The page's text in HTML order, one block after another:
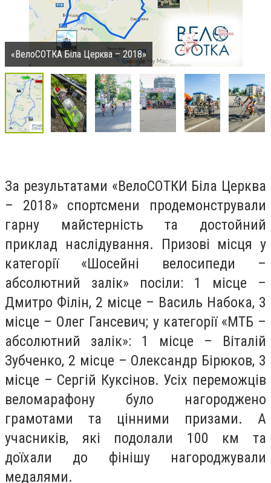
«ВелоСОТКА Біла Церква – 2018»
За результатами «ВелоСОТКИ Біла Церква
– 2018» спортсмени продемонстрували
гарну майстерність та достойний
приклад наслідування. Призові місця у
категорії «Шосейні велосипеди –
абсолютний залік» посіли: 1 місце –
Дмитро Філін, 2 місце – Василь Набока, 3
місце – Олег Гансевич; у категорії «МТБ –
абсолютний залік»: 1 місце – Віталій
Зубченко, 2 місце – Олександр Бірюков, 3
місце – Сергій Куксінов. Усіх переможців
веломарафону було нагороджено
грамотами та цінними призами. А
учасників, які подолали 100 км та
доїхали до фінішу нагороджували
медалями.